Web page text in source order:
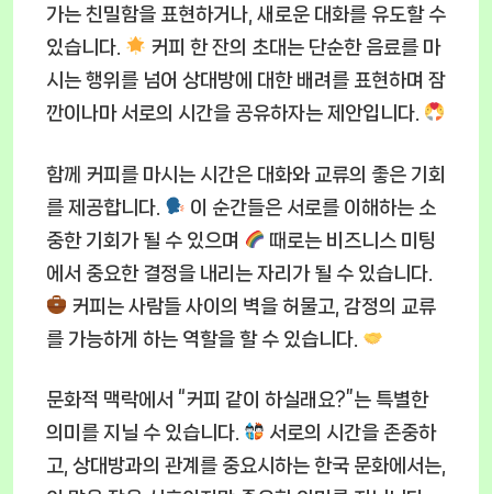
가는 친밀함을 표현하거나, 새로운 대화를 유도할 수
있습니다.
커피 한 잔의 초대는 단순한 음료를 마
시는 행위를 넘어 상대방에 대한 배려를 표현하며 잠
깐이나마 서로의 시간을 공유하자는 제안입니다.
함께 커피를 마시는 시간은 대화와 교류의 좋은 기회
를 제공합니다.
이 순간들은 서로를 이해하는 소
중한 기회가 될 수 있으며
때로는 비즈니스 미팅
에서 중요한 결정을 내리는 자리가 될 수 있습니다.
커피는 사람들 사이의 벽을 허물고, 감정의 교류
를 가능하게 하는 역할을 할 수 있습니다.
문화적 맥락에서 “커피 같이 하실래요?”는 특별한
의미를 지닐 수 있습니다.
서로의 시간을 존중하
고, 상대방과의 관계를 중요시하는 한국 문화에서는,